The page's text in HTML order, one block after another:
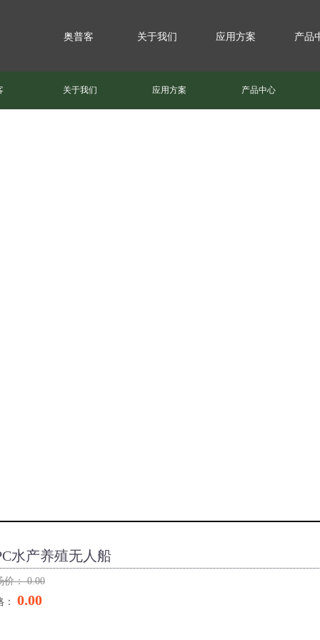
关于我们 应用方案 产品中心
水产养殖无人船
价：0.00
： 0.00
奥普客 关于我们 应用方案 产品